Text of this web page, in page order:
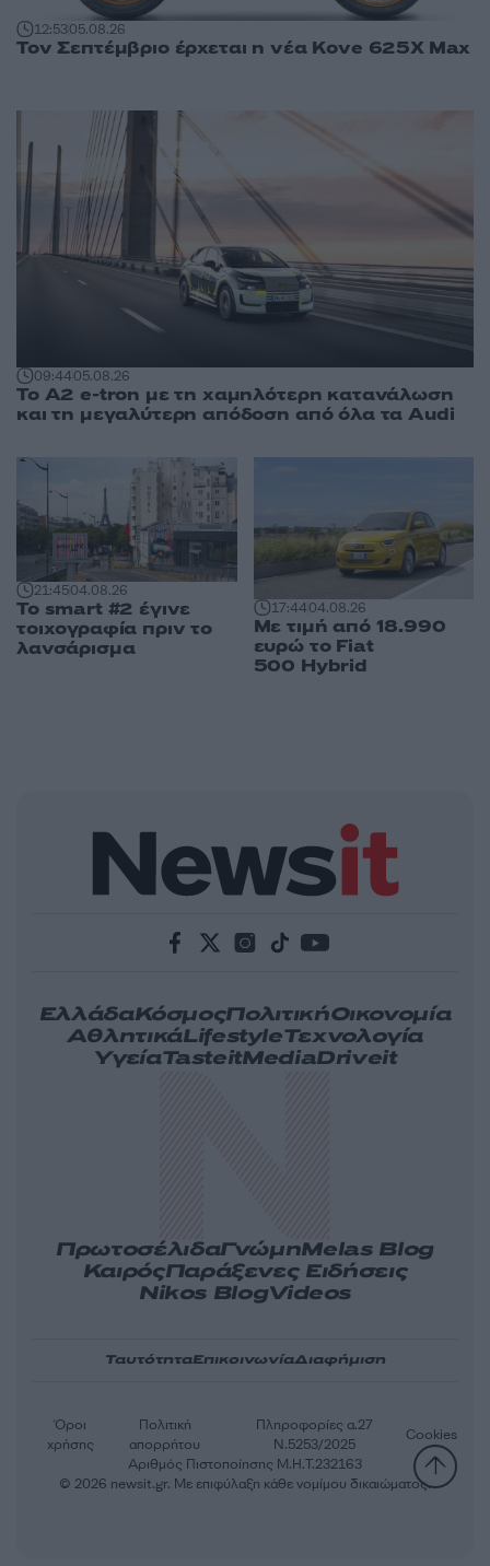
12:5305.08.26
Τον Σεπτέμβριο έρχεται η νέα Kove 625X Max
09:4405.08.26
Το A2 e-tron με τη χαμηλότερη κατανάλωση
και τη μεγαλύτερη απόδοση από όλα τα Audi
21:4504.08.26
Το smart #2 έγινε
τοιχογραφία πριν το
λανσάρισμα
17:4404.08.26
Με τιμή από 18.990
ευρώ το Fiat
500 Hybrid
ΕλλάδαΚόσμοςΠολιτικήΟικονομία
ΑθλητικάLifestyleΤεχνολογία
ΥγείαTasteitMediaDriveit
ΠρωτοσέλιδαΓνώμηMelas Blog
ΚαιρόςΠαράξενες Ειδήσεις
Nikos BlogVideos
ΤαυτότηταΕπικοινωνίαΔιαφήμιση
Αριθμός Πιστοποίησης Μ.Η.Τ.232163
Όροι
χρήσης
Πολιτική
απορρήτου
Πληροφορίες α.27
Ν.5253/2025
Cookies
© 2026 newsit.gr. Με επιφύλαξη κάθε νομίμου δικαιώματος.